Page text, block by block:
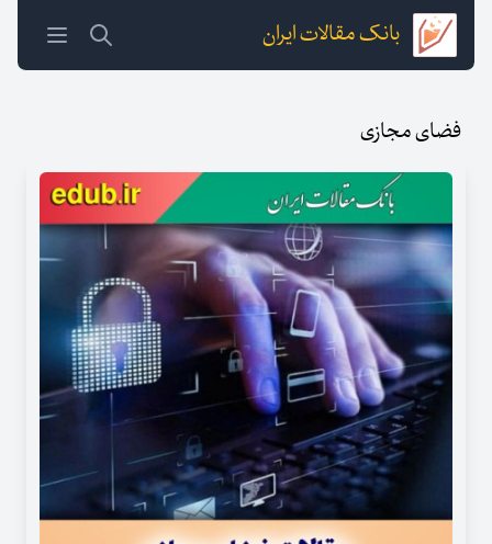
بانک مقالات ایران
فضای مجازی